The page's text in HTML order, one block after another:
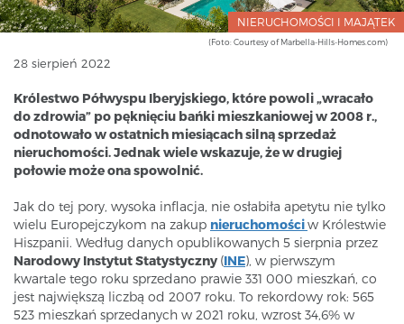
NIERUCHOMOŚCI I MAJĄTEK
(Foto: Courtesy of Marbella-Hills-Homes.com)
28 sierpień 2022
Królestwo Półwyspu Iberyjskiego, które powoli „wracało
do zdrowia” po pęknięciu bańki mieszkaniowej w 2008 r.,
odnotowało w ostatnich miesiącach silną sprzedaż
nieruchomości. Jednak wiele wskazuje, że w drugiej
połowie może ona spowolnić.
Jak do tej pory, wysoka inflacja, nie osłabiła apetytu nie tylko
wielu Europejczykom na zakup nieruchomościw Królestwie
Hiszpanii. Według danych opublikowanych 5 sierpnia przez
Narodowy Instytut Statystyczny (INE), w pierwszym
kwartale tego roku sprzedano prawie 331 000 mieszkań, co
jest największą liczbą od 2007 roku. To rekordowy rok: 565
523 mieszkań sprzedanych w 2021 roku, wzrost 34,6% w